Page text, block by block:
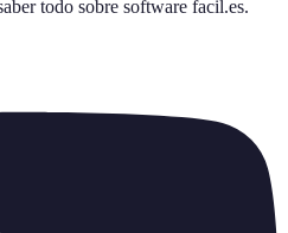
todo sobre software facil.es.